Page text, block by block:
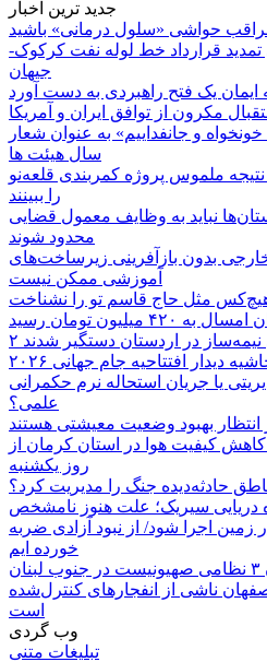
جدید ترین اخبار
قرارداد خط لوله نفت کرکوک-
جیهان
ایمان یک فتح راهبردی به دست آورد
مکرون از توافق ایران و آمریکا
و جانفداییم» به عنوان شعار
سال هیئت ها
ملموس پروژه کمربندی قلعه‌نو
را ببینند
نباید به وظایف معمول قضایی
محدود شوند
بدون بازآفرینی زیرساخت‌های
آموزشی ممکن نیست
مثل حاج قاسم تو را نشناخت
تومان رسید
نیمه‌ساز در اردستان دستگیر شدند
دیدار افتتاحیه جام جهانی ۲۰۲۶
یا جریان استحاله نرم حکمرانی
علمی؟
بهبود وضعیت معیشتی هستند
کیفیت هوا در استان کرمان از
روز یکشنبه
حادثه‌دیده جنگ را مدیریت کرد؟
دریایی سیریک؛ علت هنوز نامشخص
زمین اجرا شود/ از نبود آزادی ضربه
خورده ایم
ناشی از انفجارهای کنترل‌شده
است
وب گردی
تبلیغات متنی